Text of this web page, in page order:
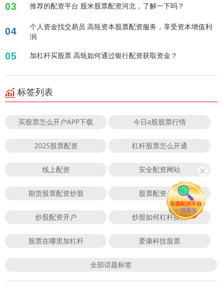
03 推荐的配资平台 股米股票配资河北，了解一下吗？
04
个人资金找交易员 高瓴资本股票配资服务，享受资本增值利
润
05 加杠杆买股票 高瓴如何通过银行配资获取资金？
标签列表
买股票怎么开户APP下载 今日a股股票行情
2025股票配资 杠杆股票怎么开通
线上配资 安全配资网站
期货股票配资炒股 股票配资公司
炒股配资开户 炒股如何杠杆操作
股票在哪里加杠杆 爱康科技股票
全部话题标签